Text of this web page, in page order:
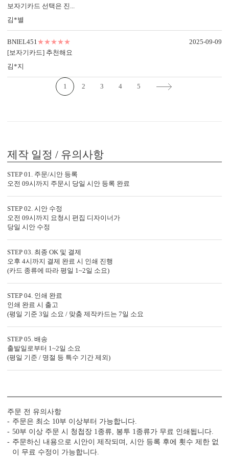
실링 스탬프
실링 스티커
카드 봉투
청첩장 리본
편리함 더하기
(주문 단계에서 이용하실 수 있는 서비스입니다.)
빠른 제작 서비스
보자기카드 선택은 진...
김*별
BNIEL451★★★★★
[보자기카드] 추천해요
김*지
2025-09-09
1 2 3 4 5
제작 일정 / 유의사항
STEP 01. 주문/시안 등록
오전 09시까지 주문시 당일 시안 등록 완료
STEP 02. 시안 수정
오전 09시까지 요청시 편집 디자이너가
당일 시안 수정
STEP 03. 최종 OK 및 결제
오후 4시까지 결제 완료 시 인쇄 진행
(카드 종류에 따라 평일 1~2일 소요)
STEP 04. 인쇄 완료
인쇄 완료 시 출고
(평일 기준 3일 소요 / 맞춤 제작카드는 7일 소요
STEP 05. 배송
출발일로부터 1~2일 소요
(평일 기준 / 명절 등 특수 기간 제외)
주문 전 유의사항
주문은 최소 10부 이상부터 가능합니다.
50부 이상 주문 시 청첩장 1종류, 봉투 1종류가 무료 인쇄됩니다.
주문하신 내용으로 시안이 제작되며, 시안 등록 후에 횟수 제한 없
이 무료 수정이 가능합니다.